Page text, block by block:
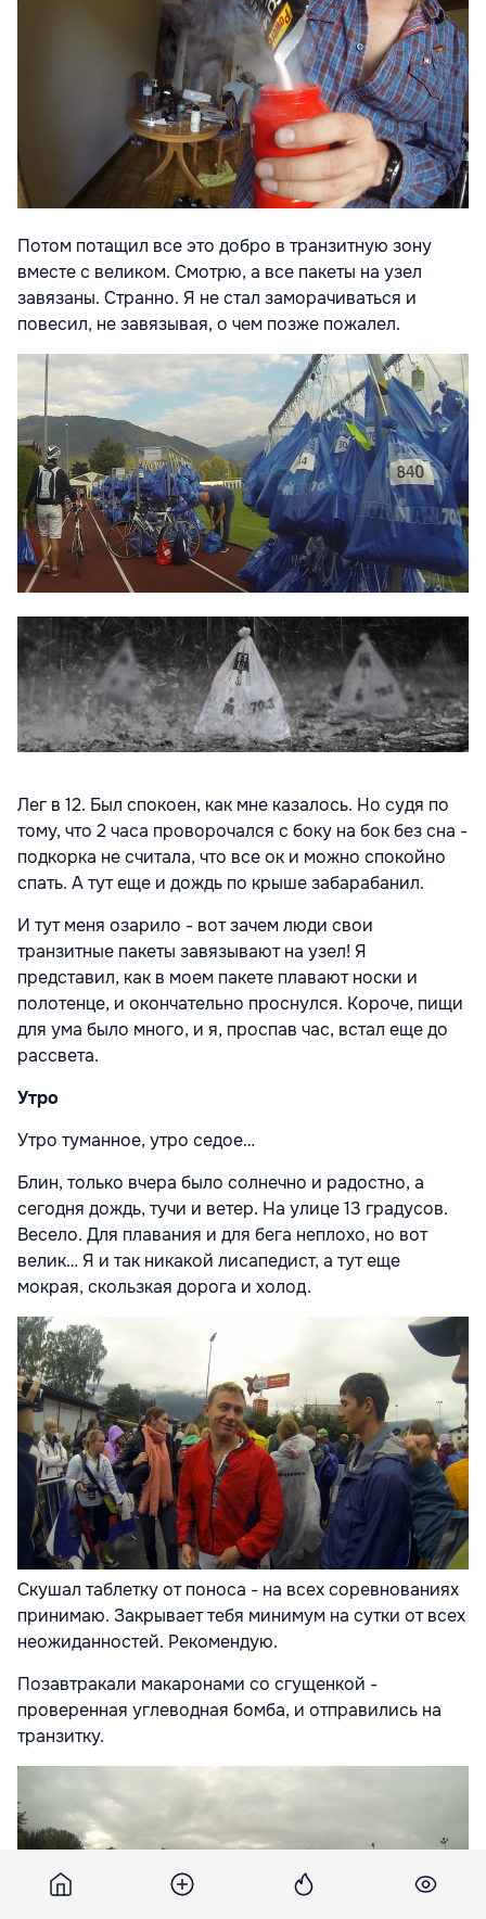
Потом потащил все это добро в транзитную зону
вместе с великом. Смотрю, а все пакеты на узел
завязаны. Странно. Я не стал заморачиваться и
повесил, не завязывая, о чем позже пожалел.
Лег в 12. Был спокоен, как мне казалось. Но судя по
тому, что 2 часа проворочался с боку на бок без сна -
подкорка не считала, что все ок и можно спокойно
спать. А тут еще и дождь по крыше забарабанил.
И тут меня озарило - вот зачем люди свои
транзитные пакеты завязывают на узел! Я
представил, как в моем пакете плавают носки и
полотенце, и окончательно проснулся. Короче, пищи
для ума было много, и я, проспав час, встал еще до
рассвета.
Утро
Утро туманное, утро седое…
Блин, только вчера было солнечно и радостно, а
сегодня дождь, тучи и ветер. На улице 13 градусов.
Весело. Для плавания и для бега неплохо, но вот
велик… Я и так никакой лисапедист, а тут еще
мокрая, скользкая дорога и холод.
Скушал таблетку от поноса - на всех соревнованиях
принимаю. Закрывает тебя минимум на сутки от всех
неожиданностей. Рекомендую.
Позавтракали макаронами со сгущенкой -
проверенная углеводная бомба, и отправились на
транзитку.